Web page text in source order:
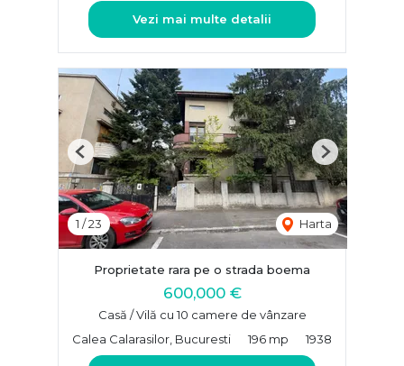
Vezi mai multe detalii
1 /23 Harta
Previous Next
Proprietate rara pe o strada boema
600,000 €
Casă / Vilă cu 10 camere de vânzare
Calea Calarasilor, Bucuresti
196 mp 1938